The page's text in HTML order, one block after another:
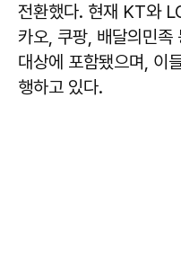
전환했다. 현재 KT와
카오, 쿠팡, 배달의민족
대상에 포함됐으며, 이
행하고 있다.